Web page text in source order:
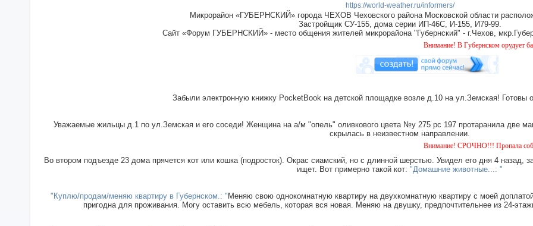
https://world-weather.ru/informers/
Микрорайон «ГУБЕРНСКИЙ» города ЧЕХОВ Чеховского района Московской области
Застройщик СУ-155, дома серии ИП-46С, И-155, И79-99.
Сайт «Форум ГУБЕРНСКИЙ» - место общения жителей микрорайона "Губернский" - г.Чехов,
Внимание! В Губернском орудует банда
Забыли электронную книжку PocketBook на детской площадке возле д.10 на ул.Земская! Готовы
Уважаемые жильцы д.1 по ул.Земская и его соседи! Женщина на а/м "опель" оливкового цвета №у 275 рс 197 протаранила две
скрылась в неизвестном направлении.
Внимание! СРОЧНО!!! Пропала собака чёрная с
Во втором подъезде 23 дома прячется кот или кошка (подросток). Окрас сиамский, но с длинной шерстью. Увидел его дня 4 назад,
ищет. Вот примерно такой кот: "Домашние животные...: "
"Куплю/продам/меняю квартиру в Губернском.: "Меняю свою однокомнатную квартиру на двухкомнатную квартиру с моей
пригодна для проживания. Могу оставить всю мебель, которая вся новая. Меняю на двушку, предпочтительнее из 24-